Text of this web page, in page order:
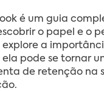
é um guia
o papel e o
explore a
ela pode se tornar
de retenção na